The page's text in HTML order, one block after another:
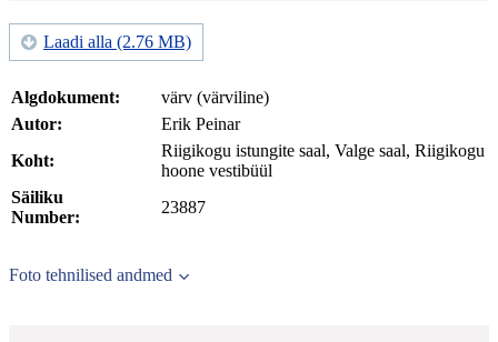
Laadi alla (2.76 MB)
Algdokument:
värv (värviline)
Autor:
Erik Peinar
Koht:
Riigikogu istungite saal, Valge saal, Riigikogu
hoone vestibüül
Säiliku
Number:
23887
Foto tehnilised andmed